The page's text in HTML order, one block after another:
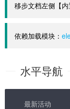
移步文档左侧【
依赖加载模块：
水平导航
最新活动